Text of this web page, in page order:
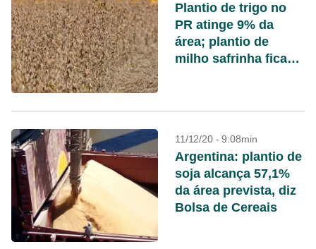
Plantio de trigo no
PR atinge 9% da
área; plantio de
milho safrinha fica
11/12/20 - 9:08min
Argentina: plantio de
soja alcança 57,1%
da área prevista, diz
Bolsa de Cereais